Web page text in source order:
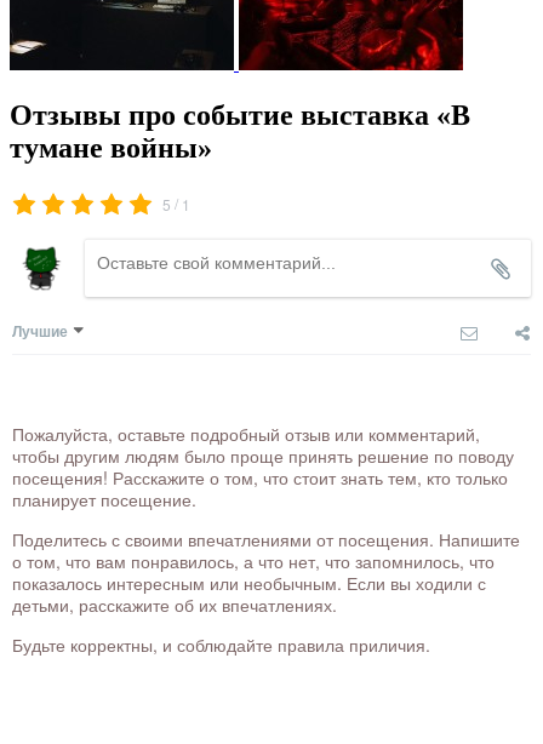
Отзывы про событие выставка «В
тумане войны»
5 / 1
Лучшие
Пожалуйста, оставьте подробный отзыв или комментарий,
чтобы другим людям было проще принять решение по поводу
посещения! Расскажите о том, что стоит знать тем, кто только
планирует посещение.
Поделитесь с своими впечатлениями от посещения. Напишите
о том, что вам понравилось, а что нет, что запомнилось, что
показалось интересным или необычным. Если вы ходили с
детьми, расскажите об их впечатлениях.
Будьте корректны, и соблюдайте правила приличия.